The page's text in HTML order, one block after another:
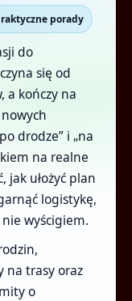
porady
do
się od
a kończy na
drodze” i „na
na realne
jak ułożyć plan
logistykę,
wyścigiem.
na trasy oraz
o